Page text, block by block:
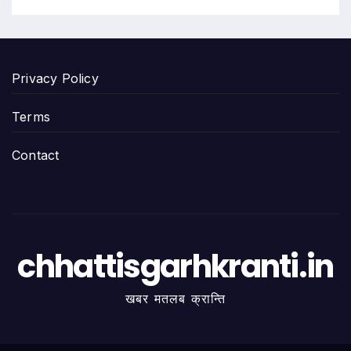
Privacy Policy
Terms
Contact
chhattisgarhkranti.in
खबर मतलब क्रान्ति